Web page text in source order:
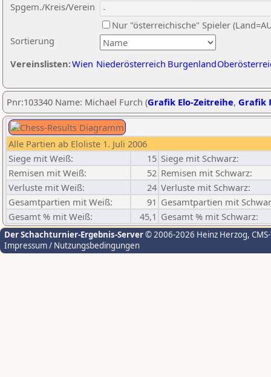
Sortierung
Spgem./Kreis/Verein
Nur "österreichische" Spieler
Vereinslisten:Wien Niederösterreich Burgenland
Pnr:103340 Name: Michael Furch (Grafik Elo-Zeitreihe, Grafik
Alle Partien ab Eloliste 1. Juli 2006
Siege mit Weiß:
15 Siege mit Schwarz:
Remisen mit Weiß:
52 Remisen mit Schwarz:
Verluste mit Weiß:
24 Verluste mit Schwarz:
Gesamtpartien mit Weiß:
91 Gesamtpartien mit
Gesamt % mit Weiß:
45,1 Gesamt % mit Schwarz:
Der Schachturnier-Ergebnis-Server© 2006-2026 Heinz Herzog,
Impressum / Nutzungsbedingungen